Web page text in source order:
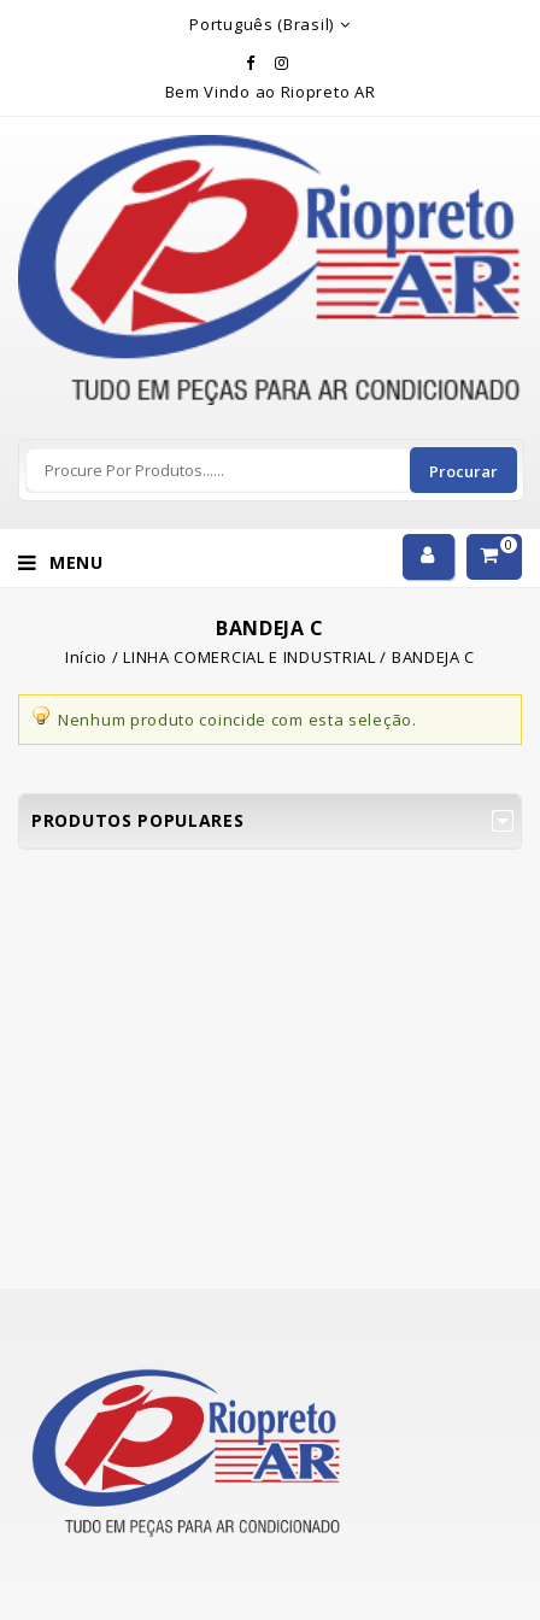
Português (Brasil)
Bem Vindo ao Riopreto AR
Procurar
MENU
0
BANDEJA C
Início /LINHA COMERCIAL E INDUSTRIAL / BANDEJA C
Nenhum produto coincide com esta seleção.
PRODUTOS POPULARES